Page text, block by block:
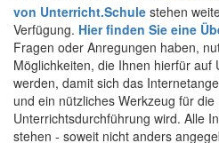
von Unterricht.Schule stehen
Verfügung. Hier finden Sie eine
Fragen oder Anregungen haben,
Möglichkeiten, die Ihnen hierfür auf
werden, damit sich das
und ein nützliches Werkzeug für
Unterrichtsdurchführung wird. Alle
stehen - soweit nicht anders